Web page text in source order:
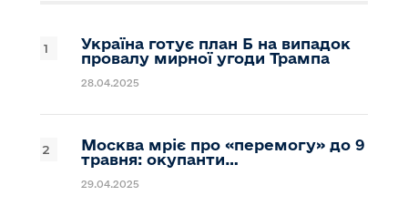
Україна готує план Б на випадок
провалу мирної угоди Трампа
28.04.2025
Москва мріє про «перемогу» до 9
травня: окупанти…
29.04.2025